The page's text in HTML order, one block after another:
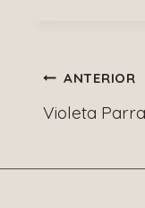
de
ANTERIOR
Violeta Parra